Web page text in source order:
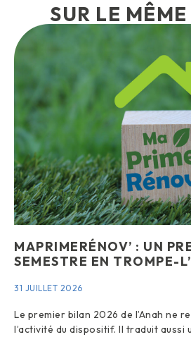
SUR LE
MAPRIMERÉNOV’ : UN
SEMESTRE EN TROMPE-
31 JUILLET 2026
Le premier bilan 2026 de l’Anah ne
l’activité du dispositif. Il traduit aussi